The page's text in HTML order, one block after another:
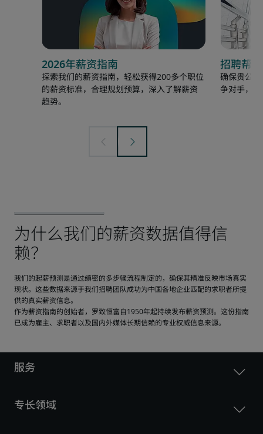
2026年薪资指南
探索我们的薪资指南，轻松获得200多个职位
的薪资标准，合理规划预算，深入了解薪资
趋势。
招聘帮助
确保贵公
争对手，
我们的起薪预测是通过缜密的多步骤流程制定的，确保其精准反映市场真实
现状。这些数据来源于我们招聘团队成功为中国各地企业匹配的求职者所提
供的真实薪资信息。
作为薪资指南的创始者，罗致恒富自1950年起持续发布薪资预测。这份指南
已成为雇主、求职者以及国内外媒体长期信赖的专业权威信息来源。